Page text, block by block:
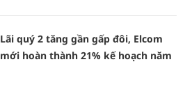
Lãi quý 2 tăng gần gấp đôi, Elcom
mới hoàn thành 21% kế hoạch năm